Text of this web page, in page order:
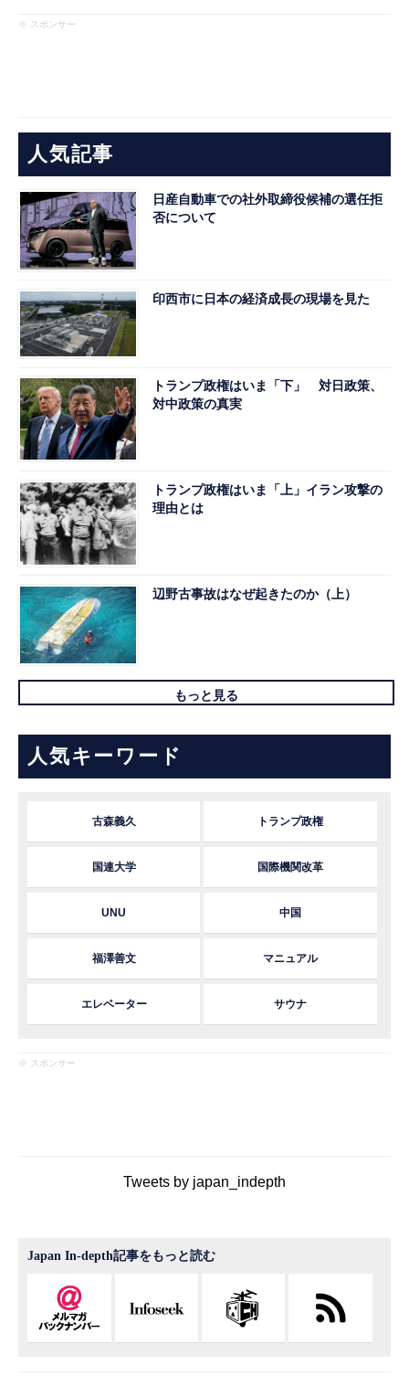
※ スポンサー
人気記事
日産自動車での社外取締役候補の選任拒
否について
印西市に日本の経済成長の現場を見た
トランプ政権はいま「下」 対日政策、
対中政策の真実
トランプ政権はいま「上」イラン攻撃の
理由とは
辺野古事故はなぜ起きたのか（上）
もっと見る
人気キーワード
古森義久 トランプ政権
国連大学 国際機関改革
UNU 中国
福澤善文 マニュアル
エレベーター サウナ
※ スポンサー
Tweets by japan_indepth
Japan In-depth記事をもっと読む